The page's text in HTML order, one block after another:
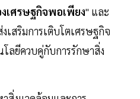
เศรษฐกิจพอเพียง" และ
เสริมการเติบโตเศรษฐกิจ
ลยีควบคู่กับการรักษาสิ่ง